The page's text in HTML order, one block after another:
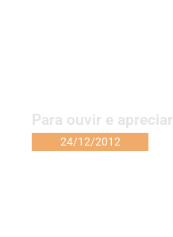
Para ouvir e apreciar
24/12/2012